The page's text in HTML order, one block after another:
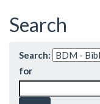
Search
Search:
for